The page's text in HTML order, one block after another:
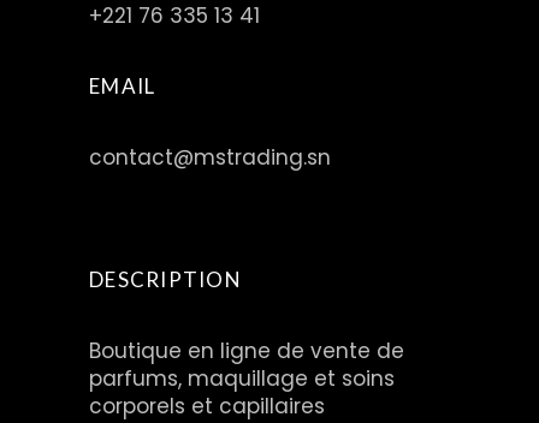
+221 76 335 13 41
EMAIL
contact@mstrading.sn
DESCRIPTION
Boutique en ligne de vente de
parfums, maquillage et soins
corporels et capillaires